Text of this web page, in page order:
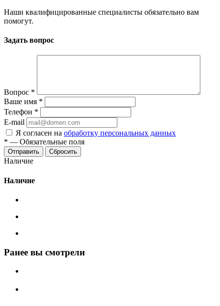
Наши квалифицированные специалисты обязательно вам
помогут.
Задать вопрос
Вопрос *
Ваше имя *
Телефон *
E-mail
Я согласен на обработку персональных данных
* — Обязательные поля
Сбросить
Наличие
Наличие
Ранее вы смотрели